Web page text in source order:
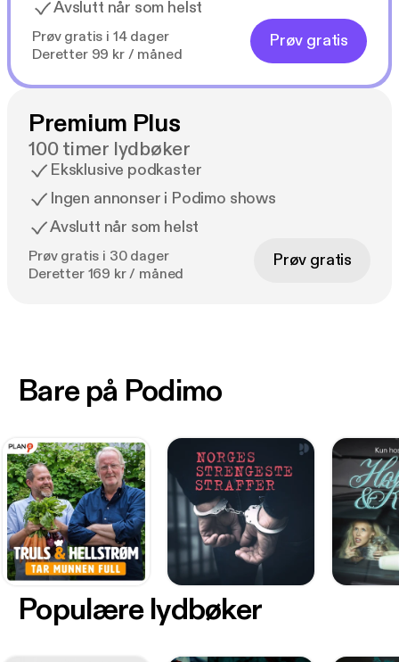
Avslutt når som helst
Prøv gratis i 14 dager
Deretter 99 kr / måned
Prøv gratis
Premium Plus
100 timer lydbøker
Eksklusive podkaster
Ingen annonser i Podimo shows
Avslutt når som helst
Prøv gratis i 30 dager
Deretter 169 kr / måned
Prøv gratis
Bare på Podimo
Populære lydbøker